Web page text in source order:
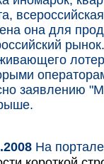
она для
заявлению
На